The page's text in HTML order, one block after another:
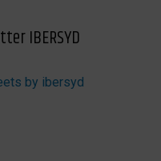
IBERSYD
by ibersyd